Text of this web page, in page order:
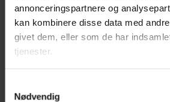
annonceringspartnere og
kan kombinere disse data med
givet dem, eller som de har
tjenester.
Nødvendig